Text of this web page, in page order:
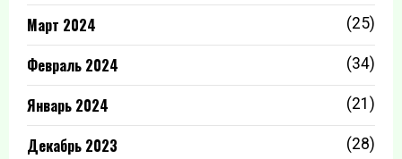
Март 2024 (25)
Февраль 2024 (34)
Январь 2024 (21)
Декабрь 2023 (28)